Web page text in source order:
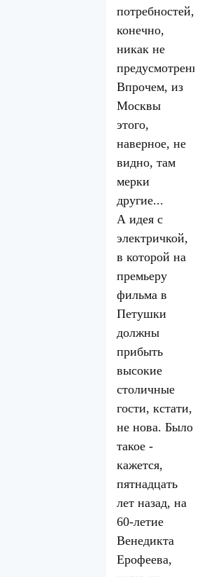
потребностей,
конечно,
никак не
Впрочем, из
Москвы
этого,
наверное, не
видно, там
мерки
другие...
А идея с
электричкой,
в которой на
премьеру
фильма в
Петушки
должны
прибыть
высокие
столичные
гости, кстати,
не нова. Было
такое -
кажется,
пятнадцать
лет назад, на
60-летие
Венедикта
Ерофеева,